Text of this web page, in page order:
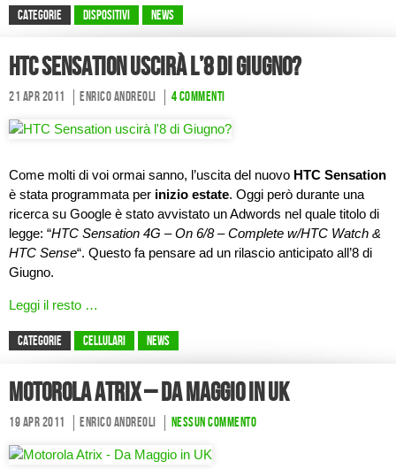
CATEGORIE Dispositivi News
HTC Sensation uscirà l’8 di Giugno?
21 Apr 2011 Enrico Andreoli 4 commenti
Come molti di voi ormai sanno, l’uscita del nuovo HTC Sensation
è stata programmata per inizio estate. Oggi però durante una
ricerca su Google è stato avvistato un Adwords nel quale titolo di
legge: “HTC Sensation 4G – On 6/8 – Complete w/HTC Watch &
HTC Sense“. Questo fa pensare ad un rilascio anticipato all’8 di
Giugno.
Leggi il resto …
CATEGORIE Cellulari News
Motorola Atrix – Da Maggio in UK
19 Apr 2011 Enrico Andreoli Nessun commento